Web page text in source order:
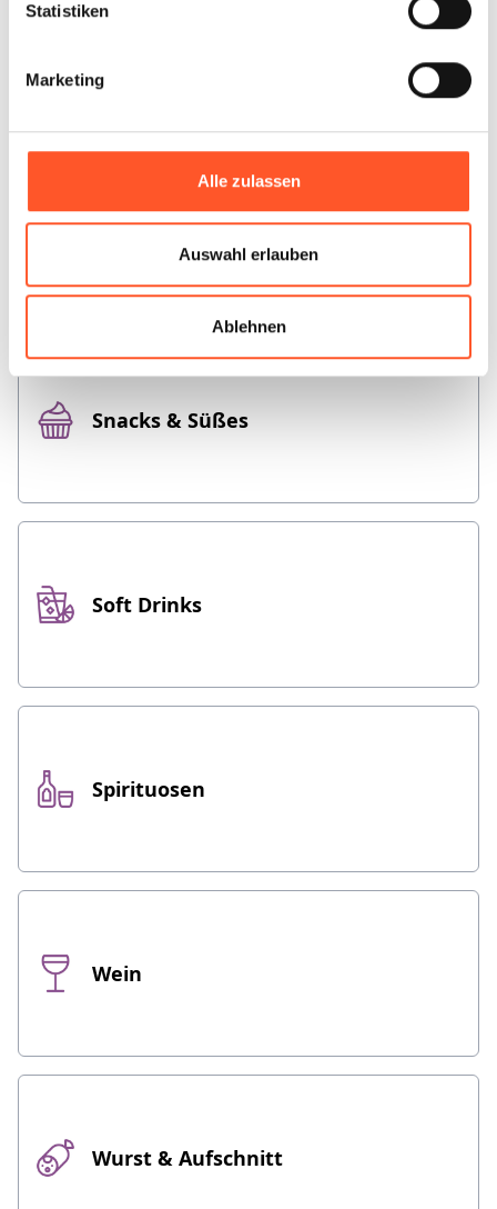
Statistiken
Marketing
Alle zulassen
Auswahl erlauben
Ablehnen
Snacks & Süßes
Soft Drinks
Spirituosen
Wein
Wurst & Aufschnitt